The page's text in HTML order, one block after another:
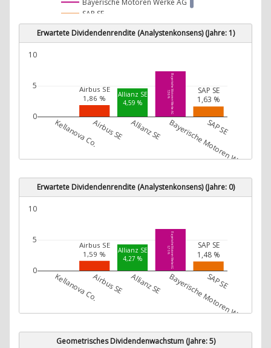
SAP SE
Erwartete Dividendenrendite (Analystenkonsens) (Jahre: 1)
Airbus SE
1,86 % Allianz SE
4,59 % Bayerische Motoren Werke AG
7,36 % SAP SE
1,63 %
Kellanova Co.Airbus SE Allianz SE Bayerische Motoren Werke AG
SAP SE
0
5
10
Erwartete Dividendenrendite (Analystenkonsens) (Jahre: 0)
Airbus SE
1,59 % Allianz SE
4,27 % Bayerische Motoren Werke AG
6,76 % SAP SE
1,48 %
Kellanova Co.Airbus SE Allianz SE Bayerische Motoren Werke AG
SAP SE
0
5
10
Geometrisches Dividendenwachstum (Jahre: 5)